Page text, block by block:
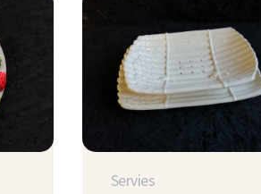
Servies